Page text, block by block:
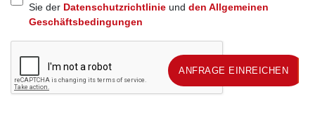
Sie der Datenschutzrichtlinieund den Allgemeinen
Geschäftsbedingungen
ANFRAGE EINREICHEN ANFRAGE EINREICHEN